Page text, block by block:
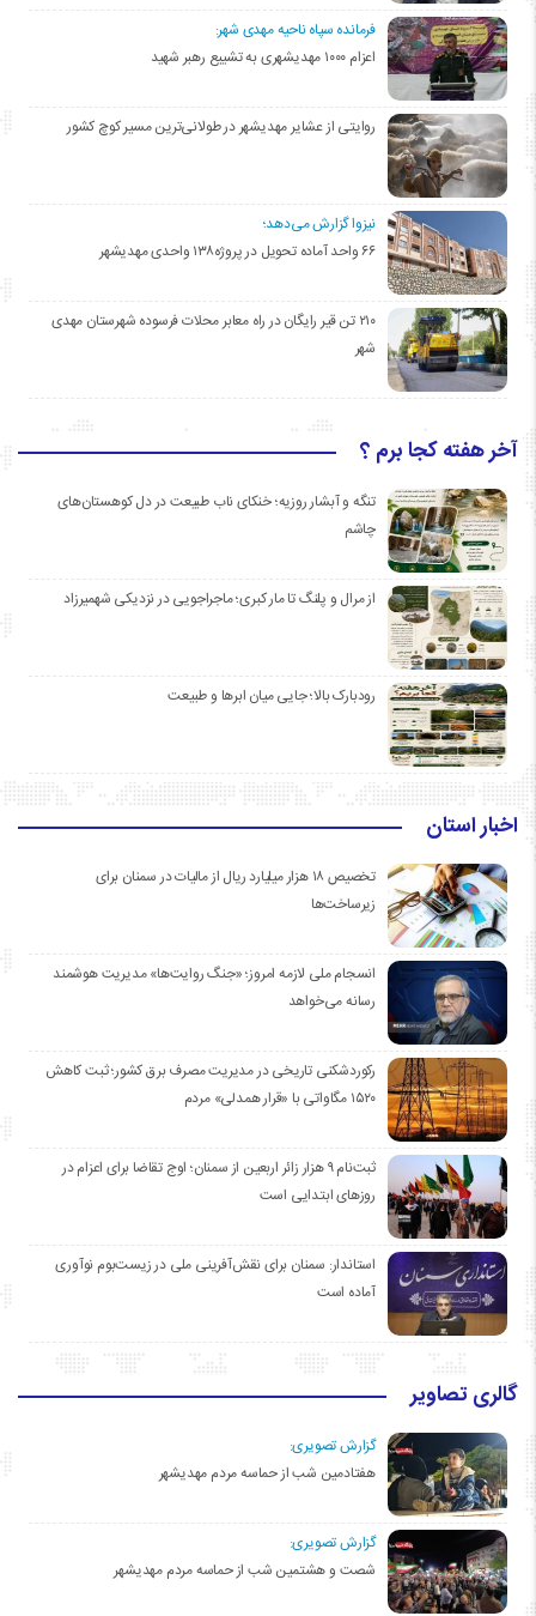
فرمانده سپاه ناحیه مهدی شهر:
اعزام ۱۰۰۰ مهدیشهری به تشییع رهبر شهید
روایتی از عشایر مهدیشهر در طولانی‌ترین مسیر کوچ کشور
نیزوا گزارش می‌دهد؛
۶۶ واحد آماده تحویل در پروژه۱۳۸ واحدی مهدیشهر
۲۱۰ تن قیر رایگان در راه معابر محلات فرسوده شهرستان مهدی
شهر
آخر هفته کجا برم ؟
تنگه و آبشار روزیه؛ خنکای ناب طبیعت در دل کوهستان‌های
چاشم
از مرال و پلنگ تا مار کبری؛ ماجراجویی در نزدیکی شهمیرزاد
رودبارک بالا؛ جایی میان ابرها و طبیعت
اخبار استان
تخصیص ۱۸ هزار میلیارد ریال از مالیات در سمنان برای
زیرساخت‌ها
انسجام ملی لازمه امروز؛ «جنگ روایت‌ها» مدیریت هوشمند
رسانه می‌خواهد
رکوردشکنی تاریخی در مدیریت مصرف برق کشور؛ ثبت کاهش
۱۵۲۰ مگاواتی با «قرار همدلی» مردم
ثبت‌نام ۹ هزار زائر اربعین از سمنان؛ اوج تقاضا برای اعزام در
روزهای ابتدایی است
استاندار: سمنان برای نقش‌آفرینی ملی در زیست‌بوم نوآوری
آماده است
گالری تصاویر
گزارش تصویری:
هفتادمین شب از حماسه مردم مهدیشهر
گزارش تصویری:
شصت و هشتمین شب از حماسه مردم مهدیشهر